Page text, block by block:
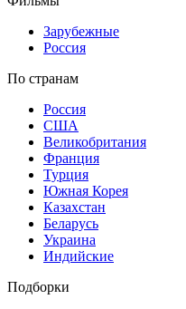
Зарубежные
Россия
По странам
Россия
США
Великобритания
Франция
Турция
Южная Корея
Казахстан
Беларусь
Украина
Индийские
Подборки